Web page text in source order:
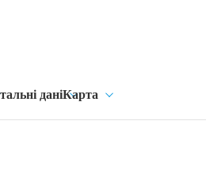
даніКарта